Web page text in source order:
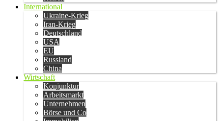
International
Ukraine-Krieg
Iran-Krieg
Deutschland
USA
EU
Russland
China
Wirtschaft
Konjunktur
Arbeitsmarkt
Unternehmen
Börse und Co